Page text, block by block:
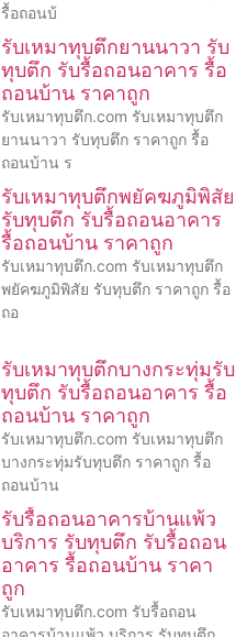
รื้อถอนบ้
รับเหมาทุบตึกยานนาวา รับ
ทุบตึก รับรื้อถอนอาคาร รื้อ
ถอนบ้าน ราคาถูก
รับเหมาทุบตึก.com รับเหมาทุบตึก
ยานนาวา รับทุบตึก ราคาถูก รื้อ
ถอนบ้าน ร
รับเหมาทุบตึกพยัคฆภูมิพิสัย
รับทุบตึก รับรื้อถอนอาคาร
รื้อถอนบ้าน ราคาถูก
รับเหมาทุบตึก.com รับเหมาทุบตึก
พยัคฆภูมิพิสัย รับทุบตึก ราคาถูก รื้อ
ถอ
รับเหมาทุบตึกบางกระทุ่มรับ
ทุบตึก รับรื้อถอนอาคาร รื้อ
ถอนบ้าน ราคาถูก
รับเหมาทุบตึก.com รับเหมาทุบตึก
บางกระทุ่มรับทุบตึก ราคาถูก รื้อ
ถอนบ้าน
รับรื้อถอนอาคารบ้านแพ้ว
บริการ รับทุบตึก รับรื้อถอน
อาคาร รื้อถอนบ้าน ราคา
ถูก
รับเหมาทุบตึก.com รับรื้อถอน